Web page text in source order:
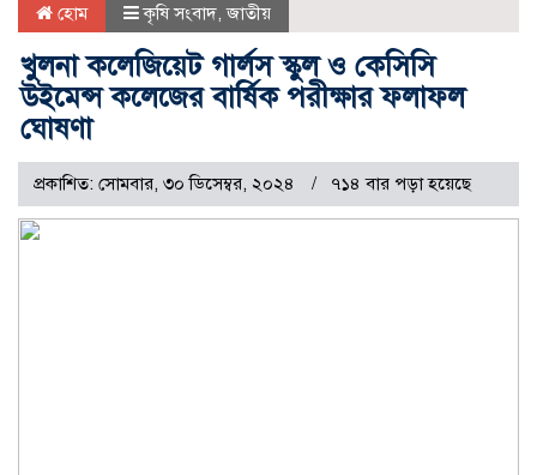
হোম কৃষি সংবাদ,জাতীয়
খুলনা কলেজিয়েট গার্লস স্কুল ও কেসিসি
উইমেন্স কলেজের বার্ষিক পরীক্ষার ফলাফল
ঘোষণা
প্রকাশিত: সোমবার, ৩০ ডিসেম্বর, ২০২৪ ৭১৪ বার পড়া হয়েছে